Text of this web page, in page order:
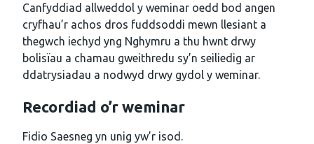
Canfyddiad allweddol y weminar oedd bod angen
cryfhau’r achos dros fuddsoddi mewn llesiant a
thegwch iechyd yng Nghymru a thu hwnt drwy
bolisïau a chamau gweithredu sy’n seiliedig ar
ddatrysiadau a nodwyd drwy gydol y weminar.
Recordiad o’r weminar
Fidio Saesneg yn unig yw’r isod.